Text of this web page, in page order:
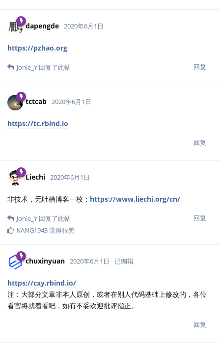
dapengde 2020年6月1日
https://pzhao.org
回复
Jonie_Y 回复了此帖
tctcab 2020年6月1日
https://tc.rbind.io
回复
Liechi 2020年6月1日
非技术，无吐槽博客一枚： https://www.liechi.org/cn/
回复
Jonie_Y 回复了此帖
KANG1943觉得很赞
chuxinyuan 2020年6月1日 已编辑
https://cxy.rbind.io/
注：大部分文章非本人原创，或者在别人代码基础上修改的，各位
看官将就着看吧，如有不妥欢迎批评指正。
回复